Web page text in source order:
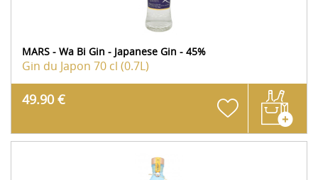
MARS - Wa Bi Gin - Japanese Gin - 45%
Gin du Japon 70 cl (0.7L)
49.90 €